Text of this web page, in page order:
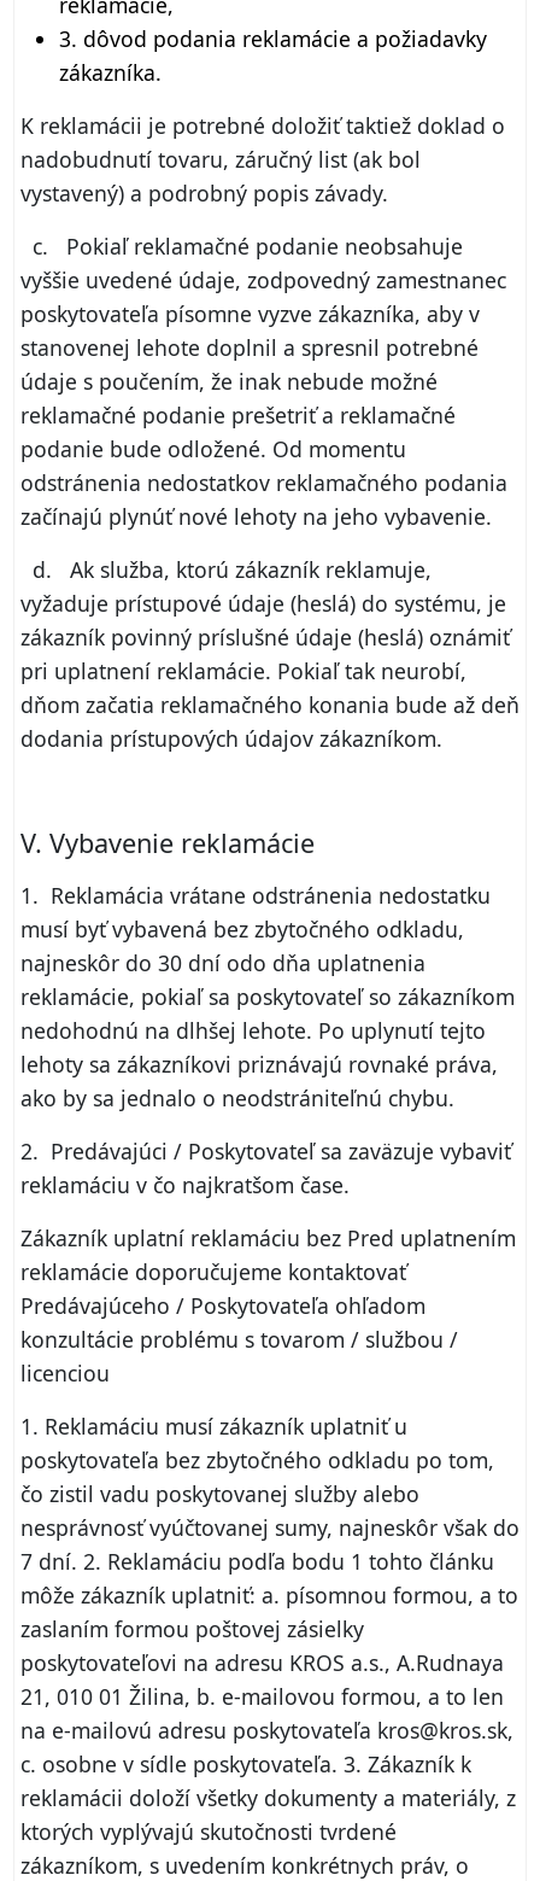
3. dôvod podania reklamácie a požiadavky
zákazníka.
K reklamácii je potrebné doložiť taktiež doklad o
nadobudnutí tovaru, záručný list (ak bol
vystavený) a podrobný popis závady.
c. Pokiaľ reklamačné podanie neobsahuje
vyššie uvedené údaje, zodpovedný zamestnanec
poskytovateľa písomne vyzve zákazníka, aby v
stanovenej lehote doplnil a spresnil potrebné
údaje s poučením, že inak nebude možné
reklamačné podanie prešetriť a reklamačné
podanie bude odložené. Od momentu
odstránenia nedostatkov reklamačného podania
začínajú plynúť nové lehoty na jeho vybavenie.
d. Ak služba, ktorú zákazník reklamuje,
vyžaduje prístupové údaje (heslá) do systému, je
zákazník povinný príslušné údaje (heslá) oznámiť
pri uplatnení reklamácie. Pokiaľ tak neurobí,
dňom začatia reklamačného konania bude až deň
dodania prístupových údajov zákazníkom.
V. Vybavenie reklamácie
1. Reklamácia vrátane odstránenia nedostatku
musí byť vybavená bez zbytočného odkladu,
najneskôr do 30 dní odo dňa uplatnenia
reklamácie, pokiaľ sa poskytovateľ so zákazníkom
nedohodnú na dlhšej lehote. Po uplynutí tejto
lehoty sa zákazníkovi priznávajú rovnaké práva,
ako by sa jednalo o neodstrániteľnú chybu.
2. Predávajúci / Poskytovateľ sa zaväzuje vybaviť
reklamáciu v čo najkratšom čase.
Zákazník uplatní reklamáciu bez Pred uplatnením
reklamácie doporučujeme kontaktovať
Predávajúceho / Poskytovateľa ohľadom
konzultácie problému s tovarom / službou /
licenciou
1. Reklamáciu musí zákazník uplatniť u
poskytovateľa bez zbytočného odkladu po tom,
čo zistil vadu poskytovanej služby alebo
nesprávnosť vyúčtovanej sumy, najneskôr však do
7 dní. 2. Reklamáciu podľa bodu 1 tohto článku
môže zákazník uplatniť: a. písomnou formou, a to
zaslaním formou poštovej zásielky
poskytovateľovi na adresu KROS a.s., A.Rudnaya
21, 010 01 Žilina, b. e-mailovou formou, a to len
na e-mailovú adresu poskytovateľa kros@kros.sk,
c. osobne v sídle poskytovateľa. 3. Zákazník k
reklamácii doloží všetky dokumenty a materiály, z
ktorých vyplývajú skutočnosti tvrdené
zákazníkom, s uvedením konkrétnych práv, o